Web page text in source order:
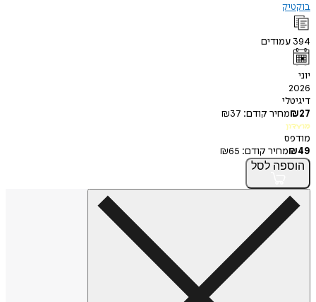
בוקטיק
394 עמודים
יוני
2026
דיגיטלי
₪27 מחיר קודם: ₪37
מועדון
מודפס
₪49 מחיר קודם: ₪65
הוספה לסל